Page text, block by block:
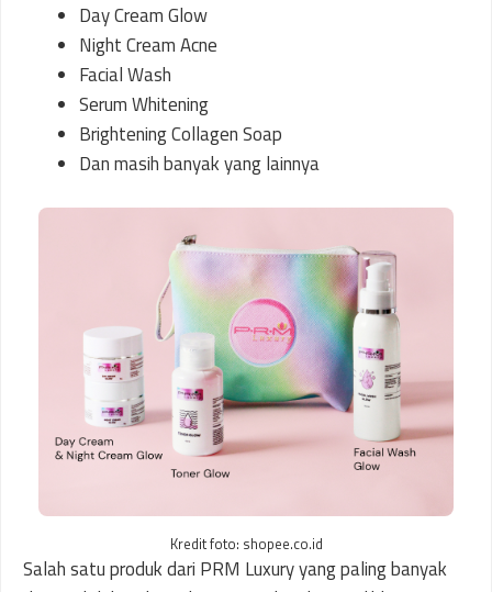
Day Cream Glow
Night Cream Acne
Facial Wash
Serum Whitening
Brightening Collagen Soap
Dan masih banyak yang lainnya
Kredit foto: shopee.co.id
Salah satu produk dari PRM Luxury yang paling banyak